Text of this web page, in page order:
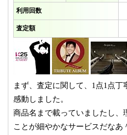
利用回数
査定額
まず、査定に関して、1点1点丁
感動しました。
商品名まで載っていましたし、
ことが細やかなサービスだなあ